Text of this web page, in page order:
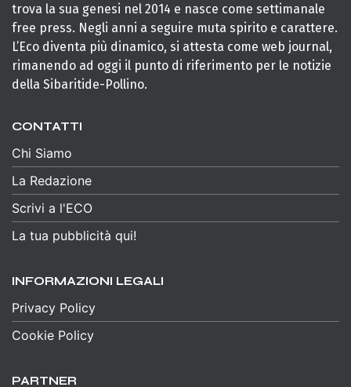
trova la sua genesi nel 2014 e nasce come settimanale
free press. Negli anni a seguire muta spirito e carattere.
L’Eco diventa più dinamico, si attesta come web journal,
rimanendo ad oggi il punto di riferimento per le notizie
della Sibaritide-Pollino.
CONTATTI
Chi Siamo
La Redazione
Scrivi a l'ECO
La tua pubblicità qui!
INFORMAZIONI LEGALI
Privacy Policy
Cookie Policy
PARTNER